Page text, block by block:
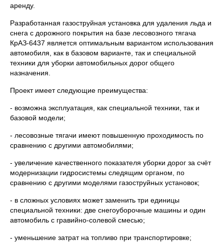
аренду.
Разработанная газоструйная установка для удаления льда и
снега с дорожного покрытия на базе лесовозного тягача
КрАЗ-6437 является оптимальным вариантом использования
автомобиля, как в базовом варианте, так и специальной
техники для уборки автомобильных дорог общего
назначения.
Проект имеет следующие преимущества:
- возможна эксплуатация, как специальной техники, так и
базовой модели;
- лесовозные тягачи имеют повышенную проходимость по
сравнению с другими автомобилями;
- увеличение качественного показателя уборки дорог за счёт
модернизации гидросистемы следящим органом, по
сравнению с другими моделями газоструйных установок;
- в сложных условиях может заменить три единицы
специальной техники: две снегоуборочные машины и один
автомобиль с гравийно-солевой смесью;
- уменьшение затрат на топливо при транспортировке;